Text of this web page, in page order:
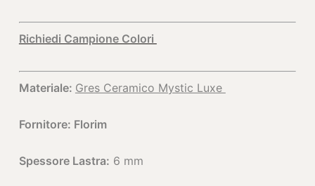
Richiedi Campione Colori
Materiale: Gres Ceramico Mystic Luxe
Fornitore: Florim
Spessore Lastra: 6 mm